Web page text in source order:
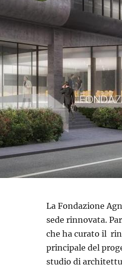
La Fondazione
sede rinnovata.
che ha curato il
principale del
studio di